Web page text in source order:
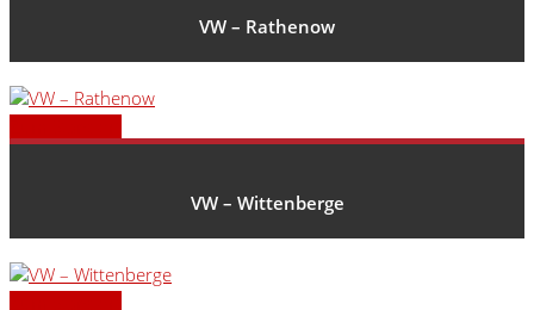
VW – Rathenow
VW – Wittenberge